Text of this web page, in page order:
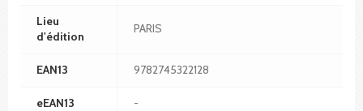
Lieu
d'édition
PARIS
EAN13 9782745322128
eEAN13 -